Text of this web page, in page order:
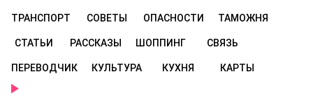
ТРАНСПОРТ СОВЕТЫ ОПАСНОСТИ ТАМОЖНЯ
СТАТЬИ РАССКАЗЫ ШОППИНГ СВЯЗЬ
ПЕРЕВОДЧИК КУЛЬТУРА КУХНЯ КАРТЫ
